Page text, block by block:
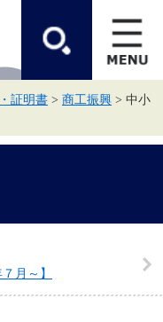
証明書 > 商工振興 > 中小
月～】